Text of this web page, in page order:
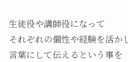
生徒役や講師役になって
それぞれの個性や経験を活か
言葉にして伝えるという事を